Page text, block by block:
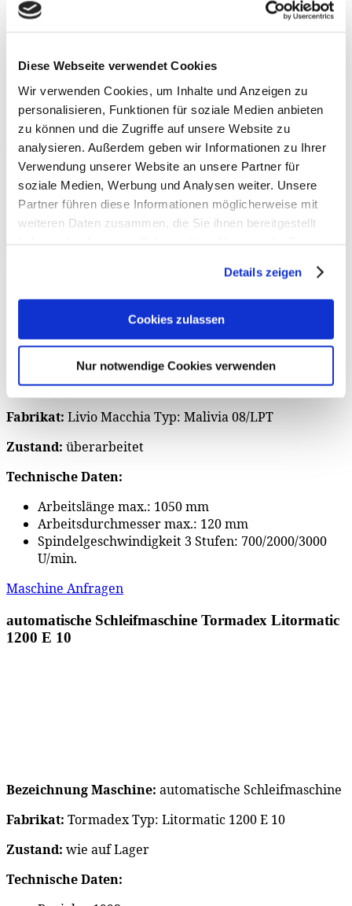
Diese Webseite verwendet Cookies
Wir verwenden Cookies, um Inhalte und Anzeigen zu
personalisieren, Funktionen für soziale Medien anbieten
zu können und die Zugriffe auf unsere Website zu
analysieren. Außerdem geben wir Informationen zu Ihrer
Verwendung unserer Website an unsere Partner für
soziale Medien, Werbung und Analysen weiter. Unsere
Partner führen diese Informationen möglicherweise mit
weiteren Daten zusammen, die Sie ihnen bereitgestellt
Cookies, wenn Sie unsere Webseite weiterhin nutzen.
Details zeigen
Cookies zulassen
Nur notwendige Cookies verwenden
Zuckermann
Drehstähle + Formstähle
Anfrage
Startseite »Schleifen
Schleifen
Gebrauchte Schleifmaschinen
Bezeichnung Maschine:automatische Schleifmaschine
Fabrikat: Livio Macchia Typ: Malivia 08/LPT
Zustand: überarbeitet
Technische Daten:
Arbeitslänge max.: 1050 mm
Arbeitsdurchmesser max.: 120 mm
Spindelgeschwindigkeit 3 Stufen: 700/2000/3000
U/min.
Maschine Anfragen
automatische Schleifmaschine Tormadex Litormatic
1200 E 10
Bezeichnung Maschine: automatische Schleifmaschine
Fabrikat: Tormadex Typ: Litormatic 1200 E 10
Zustand: wie auf Lager
Technische Daten: